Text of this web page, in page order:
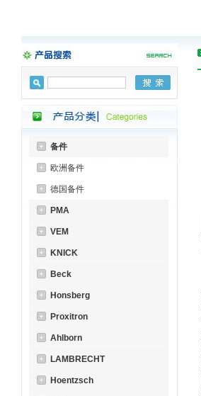
备件
欧洲备件
德国备件
PMA
VEM
KNICK
Beck
Honsberg
Proxitron
Ahlborn
LAMBRECHT
Hoentzsch